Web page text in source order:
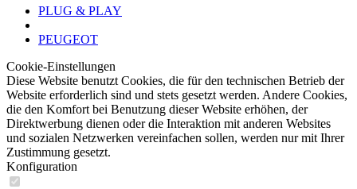
PLUG & PLAY
PEUGEOT
Cookie-Einstellungen
Diese Website benutzt Cookies, die für den technischen Betrieb der
Website erforderlich sind und stets gesetzt werden. Andere Cookies,
die den Komfort bei Benutzung dieser Website erhöhen, der
Direktwerbung dienen oder die Interaktion mit anderen Websites
und sozialen Netzwerken vereinfachen sollen, werden nur mit Ihrer
Zustimmung gesetzt.
Konfiguration